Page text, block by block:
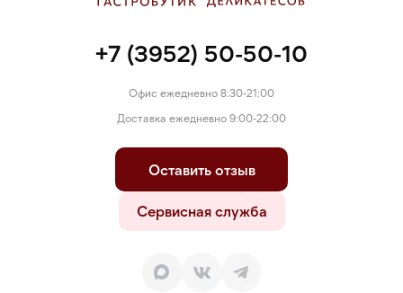
+7 (3952) 50-50-10
Офис ежедневно 8:30-21:00
Доставка ежедневно 9:00-22:00
Оставить отзыв
Сервисная служба